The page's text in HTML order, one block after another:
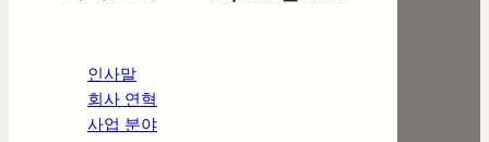
인사말
회사 연혁
사업 분야